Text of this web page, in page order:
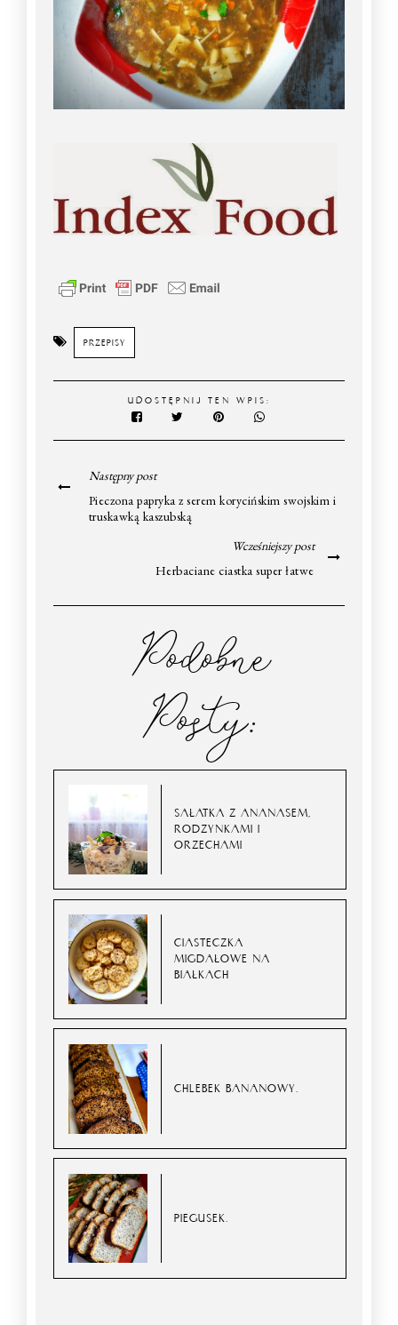
PRZEPISY
UDOSTĘPNIJ TEN WPIS:
Następny post
Pieczona papryka z serem korycińskim swojskim i
truskawką kaszubską
Wcześniejszy post
Herbaciane ciastka super łatwe
Podobne
Posty:
SAŁATKA Z ANANASEM,
RODZYNKAMI I
ORZECHAMI
CIASTECZKA
MIGDAŁOWE NA
BIAŁKACH
CHLEBEK BANANOWY.
PIEGUSEK.